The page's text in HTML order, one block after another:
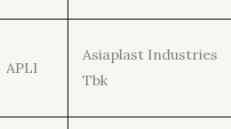
APLI
Asiaplast Industries
Tbk